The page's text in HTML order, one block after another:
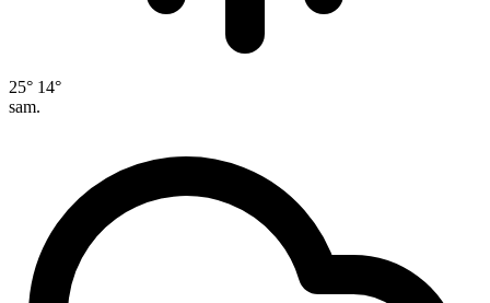
25° 14°
sam.